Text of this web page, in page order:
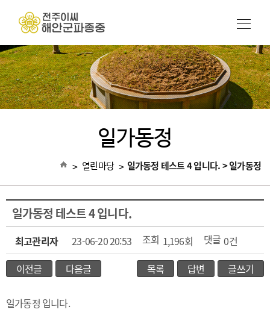
일가동정
> 열린마당 > 일가동정 테스트 4 입니다. > 일가동정
일가동정 테스트 4 입니다.
최고관리자 23-06-20 20:53 조회 1,196회 댓글 0건
이전글
다음글 목록 답변 글쓰기
일가동정 입니다.